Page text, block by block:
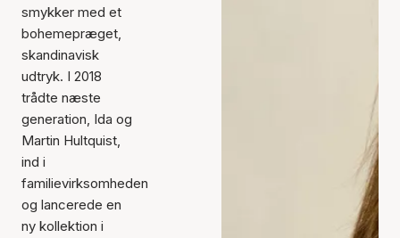
smykker med et
bohemepræget,
skandinavisk
udtryk. I 2018
trådte næste
generation, Ida og
Martin Hultquist,
ind i
familievirksomheden
og lancerede en
ny kollektion i